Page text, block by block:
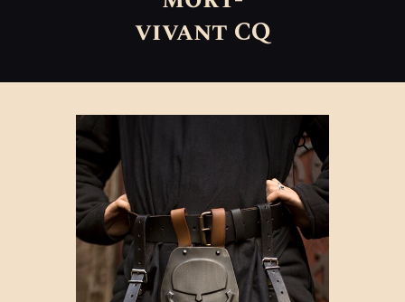
vivant CQ